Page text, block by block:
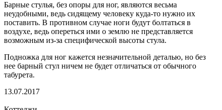
Барные стулья, без опоры для ног, являются весьма
неудобными, ведь сидящему человеку куда-то нужно их
поставить. В противном случае ноги будут болтаться в
воздухе, ведь опереться ими о землю не представляется
возможным из-за специфической высоты стула.
Подножка для ног кажется незначительной деталью, но без
нее барный стул ничем не будет отличаться от обычного
табурета.
13.07.2017